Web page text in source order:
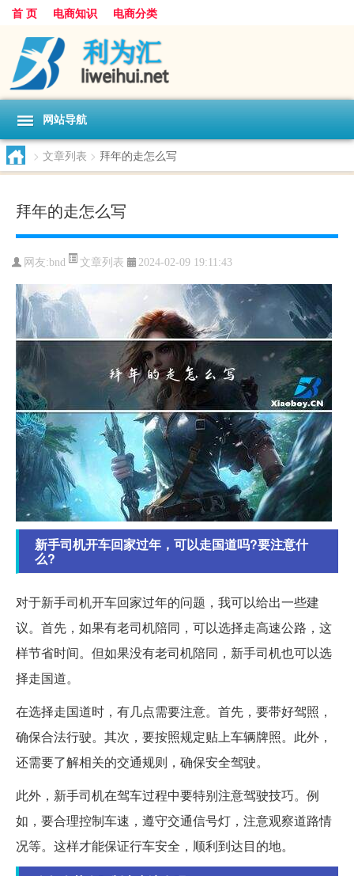
首 页 电商知识 电商分类
网站导航
> 文章列表 > 拜年的走怎么写
拜年的走怎么写
网友:bnd 文章列表 2024-02-09 19:11:43
新手司机开车回家过年，可以走国道吗?要注意什
么?
对于新手司机开车回家过年的问题，我可以给出一些建
议。首先，如果有老司机陪同，可以选择走高速公路，这
样节省时间。但如果没有老司机陪同，新手司机也可以选
择走国道。
在选择走国道时，有几点需要注意。首先，要带好驾照，
确保合法行驶。其次，要按照规定贴上车辆牌照。此外，
还需要了解相关的交通规则，确保安全驾驶。
此外，新手司机在驾车过程中要特别注意驾驶技巧。例
如，要合理控制车速，遵守交通信号灯，注意观察道路情
况等。这样才能保证行车安全，顺利到达目的地。